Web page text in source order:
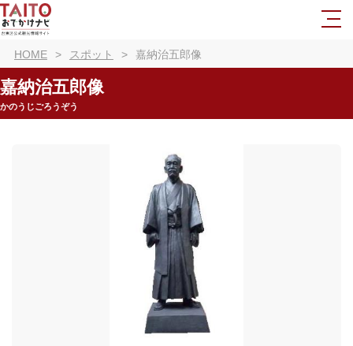
HOME スポット 嘉納治五郎像
嘉納治五郎像
かのうじごろうぞう